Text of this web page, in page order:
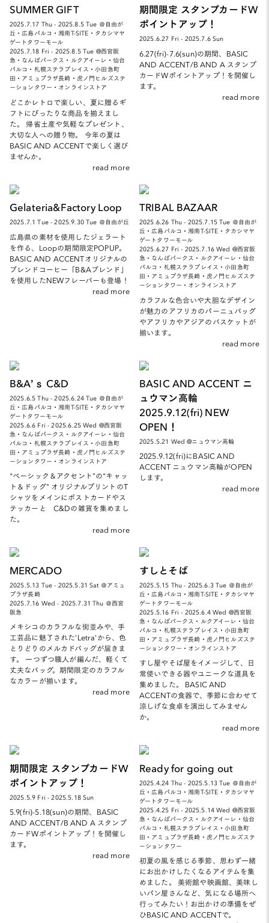
SUMMER GIFT
2025.7.17 Thu - 2025.8.5 Tue ＠自由が
丘・広島パルコ・湘南T-SITE・タカシマヤ
ゲートタワーモール
2025.7.18 Fri - 2025.8.5 Tue @西宮阪
急・なんばパークス・ルクアイーレ・仙台
パルコ・札幌ステラプレイス・小田急町
田・アミュプラザ長崎・虎ノ門ヒルズステ
ーションタワー・オンラインストア
どこかレトロで楽しい、夏に贈るギ
フトにぴったりな商品を揃えまし
た。 帰省土産や気軽なプレゼント、
大切な人への贈り物。 今年の夏は
BASIC AND ACCENTで楽しく選び
ませんか。
read more
期間限定 スタンプカードW
ポイントアップ！
2025.6.27 Fri - 2025.7.6 Sun
6.27(fri)-7.6(sun)の期間、BASIC
AND ACCENT/B AND A スタンプ
カードWポイントアップ！を開催し
ます。
read more
Gelateria&Factory Loop
2025.7.1 Tue - 2025.9.30 Tue ＠自由が丘
広島県の素材を使用したジェラート
を作る、Loopの期間限定POPUP。
BASIC AND ACCENTオリジナルの
ブレンドコーヒー「B&Aブレンド」
を使用したNEWフレーバーも登場！
read more
TRIBAL BAZAAR
2025.6.26 Thu - 2025.7.15 Tue ＠自由が
丘・広島パルコ・湘南T-SITE・タカシマヤ
ゲートタワーモール
2025.6.27 Fri - 2025.7.16 Wed @西宮阪
急・なんばパークス・ルクアイーレ・仙台
パルコ・札幌ステラプレイス・小田急町
田・アミュプラザ長崎・虎ノ門ヒルズステ
ーションタワー・オンラインストア
カラフルな色合いや大胆なデザイン
が魅力のアフリカのパーニュバッグ
やアフリカやアジアのバスケットが
揃います。
read more
B&A’ｓ C&D
2025.6.5 Thu - 2025.6.24 Tue ＠自由が
丘・広島パルコ・湘南T-SITE・タカシマヤ
ゲートタワーモール
2025.6.6 Fri - 2025.6.25 Wed @西宮阪
急・なんばパークス・ルクアイーレ・仙台
パルコ・札幌ステラプレイス・小田急町
田・アミュプラザ長崎・虎ノ門ヒルズステ
ーションタワー・オンラインストア
“ベーシック＆アクセント”の“キャッ
ト＆ドッグ” オリジナルプリントのT
シャツをメインにポストカードやス
テッカーと C&Dの雑貨を集めまし
た。
read more
BASIC AND ACCENT ニ
ュウマン高輪
2025.9.12(fri) NEW
OPEN！
2025.5.21 Wed @ニュウマン高輪
2025.9.12(fri)にBASIC AND
ACCENT ニュウマン高輪がOPEN
します。
read more
MERCADO
2025.5.13 Tue - 2025.5.31 Sat ＠アミュ
プラザ長崎
2025.7.16 Wed - 2025.7.31 Thu ＠西宮
阪急
メキシコのカラフルな街並みや、手
工芸品に魅了された'Letra'から、色
とりどりのメルカドバッグが届きま
す。 一つずつ職人が編んだ、軽くて
丈夫なバッグ。期間限定のカラフル
なカラーが揃います。
read more
すしとそば
2025.5.15 Thu - 2025.6.3 Tue ＠自由が
丘・広島パルコ・湘南T-SITE・タカシマヤ
ゲートタワーモール
2025.5.16 Fri - 2025.6.4 Wed @西宮阪
急・なんばパークス・ルクアイーレ・仙台
パルコ・札幌ステラプレイス・小田急町
田・アミュプラザ長崎・虎ノ門ヒルズステ
ーションタワー・オンラインストア
すし屋やそば屋をイメージして、日
常使いできる器やユニークな道具を
集めました。 BASIC AND
ACCENTの食器で、季節に合わせて
涼しげな食卓を演出してみません
か。
read more
期間限定 スタンプカードW
ポイントアップ！
2025.5.9 Fri - 2025.5.18 Sun
5.9(fri)-5.18(sun)の期間、BASIC
AND ACCENT/B AND A スタンプ
カードWポイントアップ！を開催し
ます。
read more
Ready for going out
2025.4.24 Thu - 2025.5.13 Tue ＠自由が
丘・広島パルコ・湘南T-SITE・タカシマヤ
ゲートタワーモール
2025.4.25 Fri - 2025.5.14 Wed @西宮阪
急・なんばパークス・ルクアイーレ・仙台
パルコ・札幌ステラプレイス・小田急町
田・アミュプラザ長崎・虎ノ門ヒルズステ
ーションタワー
初夏の風を感じる季節、思わず一緒
にお出かけしたくなるアイテムを集
めました。 美術館や映画館、美味し
いパン屋さんなど、気になる場所へ
行ってみたい！お出かけの準備をぜ
ひBASIC AND ACCENTで。